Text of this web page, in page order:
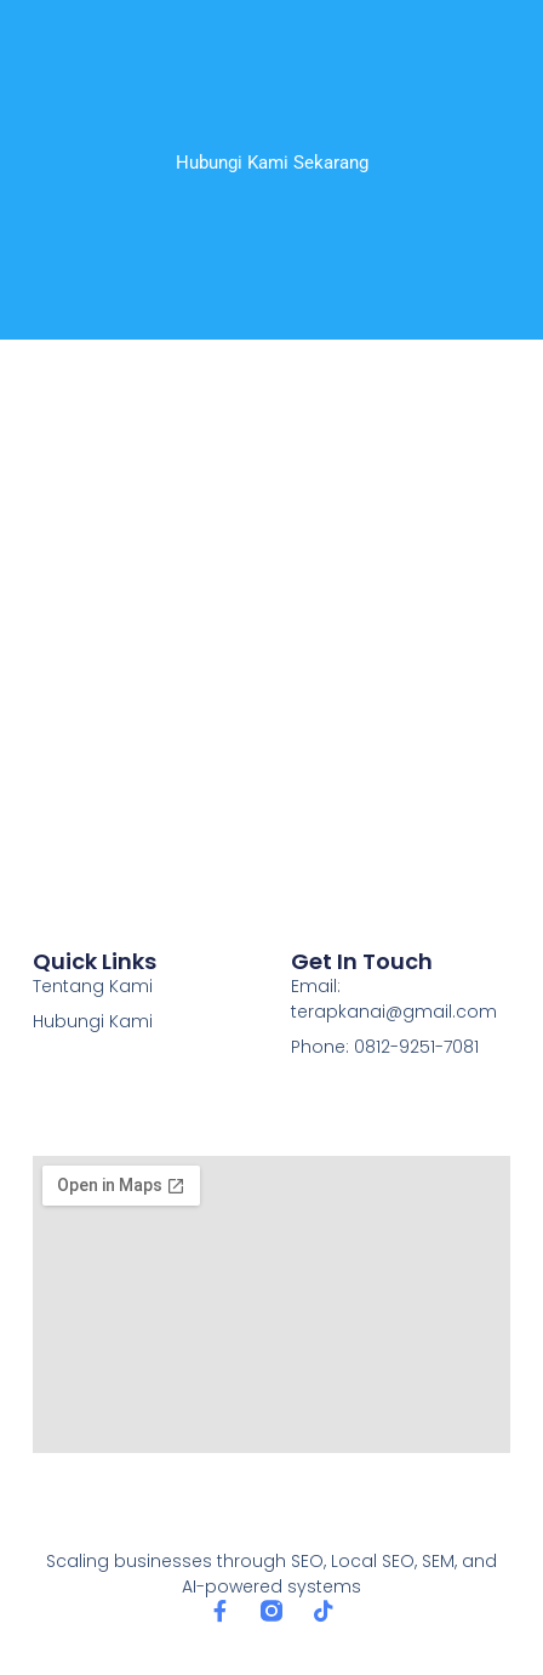
Hubungi Kami Sekarang
Scaling businesses through SEO, Local SEO, SEM, and
AI-powered systems
Quick Links
Tentang Kami
Hubungi Kami
Get In Touch
Email:
terapkanai@gmail.com
Phone: 0812-9251-7081